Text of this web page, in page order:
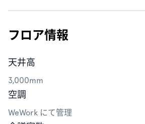
フロア情報
天井高
3,000mm
空調
WeWork にて管理